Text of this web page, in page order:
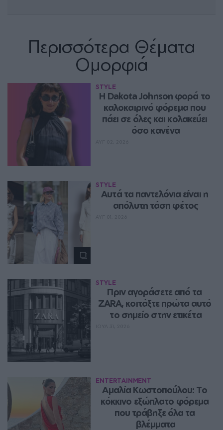
Περισσότερα Θέματα
Ομορφιά
STYLE
Η Dakota Johnson φορά το
καλοκαιρινό φόρεμα που
πάει σε όλες και κολακεύει
όσο κανένα
STYLE
Aυτά τα παντελόνια είναι η
απόλυτη τάση φέτος
STYLE
Πριν αγοράσετε από τα
ZARA, κοιτάξτε πρώτα αυτό
το σημείο στην ετικέτα
ENTERTAINMENT
Αμαλία Κωστοπούλου: Το
κόκκινο εξώπλατο φόρεμα
που τράβηξε όλα τα
βλέμματα